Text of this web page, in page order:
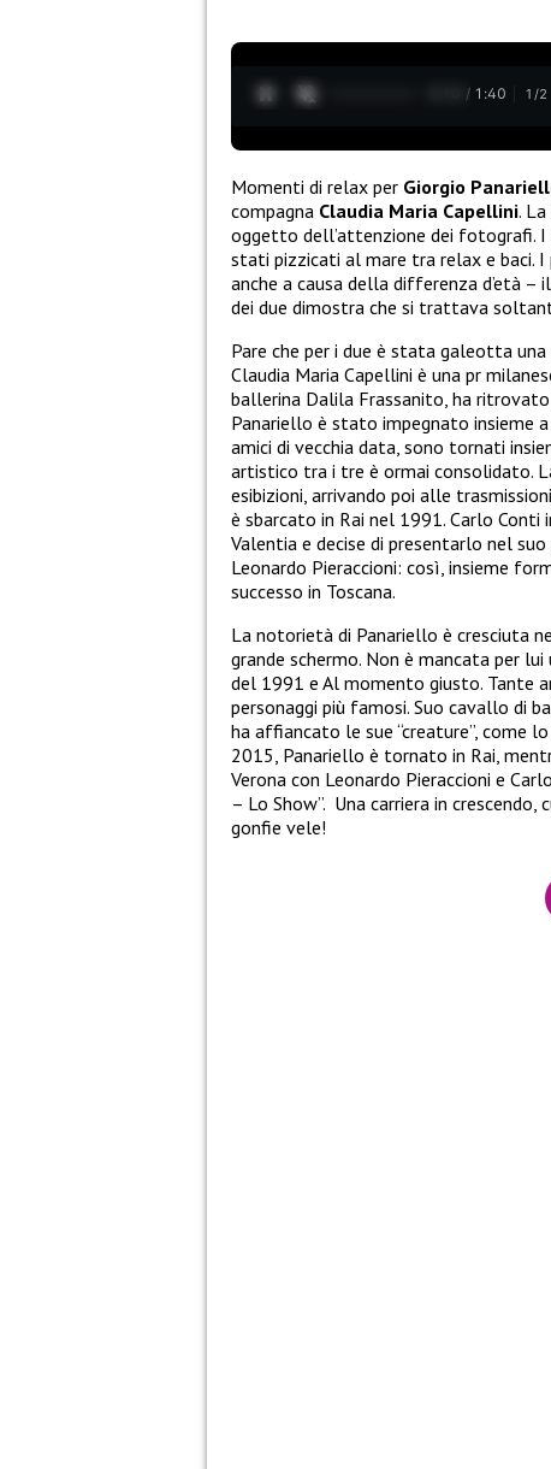
0:11 / 1:40 1 /2
Momenti di relax per Giorgio
compagna Claudia Maria Capellini.
oggetto dell’attenzione dei fotografi. I
stati pizzicati al mare tra relax e baci. I
anche a causa della differenza d’età
dei due dimostra che si trattava
Pare che per i due è stata galeotta
Claudia Maria Capellini è una pr
ballerina Dalila Frassanito, ha ritrovato
Panariello è stato impegnato insieme a
amici di vecchia data, sono tornati
artistico tra i tre è ormai consolidato.
esibizioni, arrivando poi alle
è sbarcato in Rai nel 1991. Carlo
Valentia e decise di presentarlo nel suo
Leonardo Pieraccioni: così, insieme
successo in Toscana.
La notorietà di Panariello è cresciuta
grande schermo. Non è mancata per lui
del 1991 e Al momento giusto. Tante
personaggi più famosi. Suo cavallo di
ha affiancato le sue “creature”, come
2015, Panariello è tornato in Rai,
Verona con Leonardo Pieraccioni e
– Lo Show”. Una carriera in
gonfie vele!